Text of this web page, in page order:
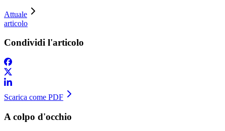
Attuale
articolo
Condividi l'articolo
Scarica come PDF
A colpo d'occhio